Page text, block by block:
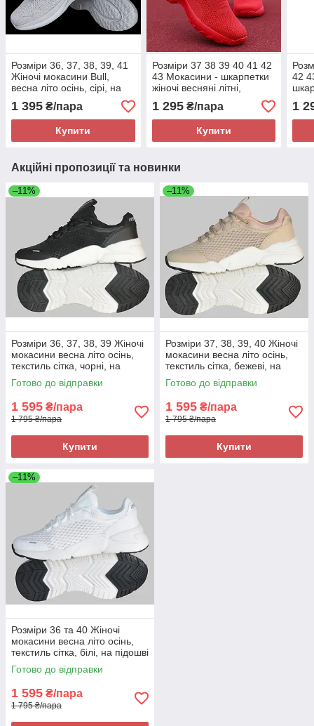
Розміри 36, 37, 38, 39, 41
Жіночі мокасини Bull,
весна літо осінь, сірі, на
1 395 ₴/пара
Купити
Розміри 37 38 39 40 41 42
43 Мокасини - шкарпетки
жіночі весняні літні,
червоні, на підошві з піни,
текстиль, легкі та зручні
1 295₴/пара
Купити
42
1
Акційні пропозиції та новинки
–11%
Розміри 36, 37, 38, 39 Жіночі
мокасини весна літо осінь,
текстиль сітка, чорні, на
підошві з піни Restime 25514
Готово до відправки
1 595 ₴/пара
1 795 ₴/пара
Купити
–11%
Розміри 37, 38, 39, 40 Жіночі
мокасини весна літо осінь,
текстиль сітка, бежеві, на
підошві з піни Restime 25514
Готово до відправки
1 595 ₴/пара
1 795 ₴/пара
Купити
–11%
Розміри 36 та 40 Жіночі
мокасини весна літо осінь,
текстиль сітка, білі, на підошві
з піни Restime 25514
Готово до відправки
1 595 ₴/пара
1 795 ₴/пара